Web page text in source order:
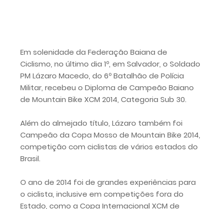
Em solenidade da Federação Baiana de
Ciclismo, no último dia 1º, em Salvador, o Soldado
PM Lázaro Macedo, do 6º Batalhão de Polícia
Militar, recebeu o Diploma de Campeão Baiano
de Mountain Bike XCM 2014, Categoria Sub 30.
Além do almejado título, Lázaro também foi
Campeão da Copa Mosso de Mountain Bike 2014,
competição com ciclistas de vários estados do
Brasil.
O ano de 2014 foi de grandes experiências para
o ciclista, inclusive em competições fora do
Estado, como a Copa Internacional XCM de